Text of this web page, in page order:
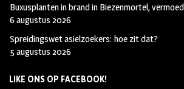
Buxusplanten in brand in Biezenmortel,
6 augustus 2026
Spreidingswet asielzoekers: hoe zit dat?
5 augustus 2026
LIKE ONS OP FACEBOOK!